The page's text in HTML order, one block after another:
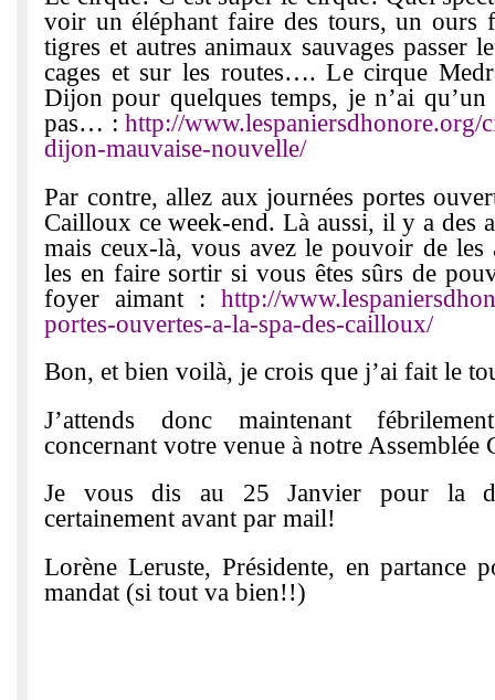
voir un éléphant faire des tours, un ours
tigres et autres animaux sauvages passer
cages et sur les routes…. Le cirque
Dijon pour quelques temps, je n’ai qu’un
pas… : http://www.lespaniersdhonore.org/
dijon-mauvaise-nouvelle/
Par contre, allez aux journées portes
Cailloux ce week-end. Là aussi, il y a des
mais ceux-là, vous avez le pouvoir de les
les en faire sortir si vous êtes sûrs de
foyer aimant : http://
portes-ouvertes-a-la-spa-des-cailloux/
Bon, et bien voilà, je crois que j’ai fait le
J’attends donc maintenant
concernant votre venue à notre Assemblée
Je vous dis au 25 Janvier pour la
certainement avant par mail!
Lorène Leruste, Présidente, en partance
mandat (si tout va bien!!)